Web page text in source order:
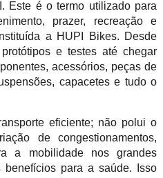
Este é o termo utilizado para
prazer, recreação e
a HUPI Bikes. Desde
e testes até chegar
acessórios, peças de
capacetes e tudo o
eficiente; não polui o
de congestionamentos,
a mobilidade nos grandes
benefícios para a saúde. Isso